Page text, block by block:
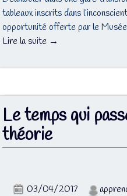
tableaux inscrits dans
opportunité offerte par le
Lire la suite →
Le temps qui
théorie
03/04/2017